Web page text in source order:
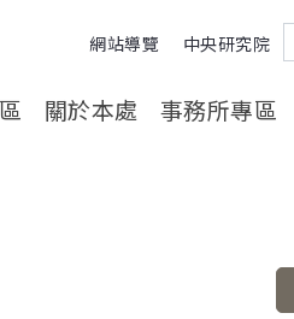
網站導覽 中央研究院
關於本處 事務所專區